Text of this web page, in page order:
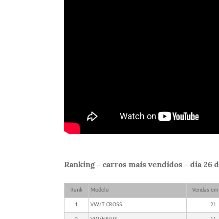
Ranking - carros mais vendidos - dia 26
Rank Modelo Vendas
1 VW/T CROSS 21